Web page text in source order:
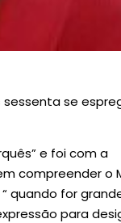
se
e foi com a
compreender o
quando for
para